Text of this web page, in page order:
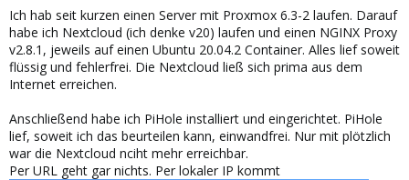
Ich hab seit kurzen einen Server mit Proxmox 6.3-2 laufen. Darauf
habe ich Nextcloud (ich denke v20) laufen und einen NGINX Proxy
v2.8.1, jeweils auf einen Ubuntu 20.04.2 Container. Alles lief soweit
flüssig und fehlerfrei. Die Nextcloud ließ sich prima aus dem
Internet erreichen.
Anschließend habe ich PiHole installiert und eingerichtet. PiHole
lief, soweit ich das beurteilen kann, einwandfrei. Nur mit plötzlich
war die Nextcloud nciht mehr erreichbar.
Per URL geht gar nichts. Per lokaler IP kommt